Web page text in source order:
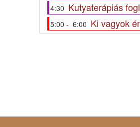
4:30 Kutyaterápiás
5:00 - 6:00 Ki vagyok